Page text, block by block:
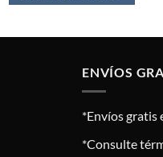
ENVÍOS
*Envíos gratis
*Consulte